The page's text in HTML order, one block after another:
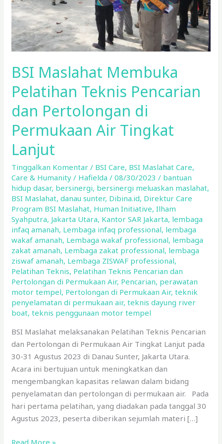
BSI Maslahat Membuka
Pelatihan Teknis Pencarian
dan Pertolongan di
Permukaan Air Tingkat
Lanjut
Tinggalkan Komentar / BSI Care, BSI Maslahat Care,
Care & Humanity / Hafielda/08/30/2023/ bantuan
hidup dasar, bersinergi, bersinergi meluaskan maslahat,
BSI Maslahat,danau sunter, Dibina.id, Direktur Care
Program BSI Maslahat, Human Initiative,Ilham
Syahputra, Jakarta Utara, Kantor SAR Jakarta, lembaga
infaq amanah, Lembaga infaq professional, lembaga
wakaf amanah, Lembaga wakaf professional, lembaga
zakat amanah, Lembaga zakat professional, lembaga
ziswaf amanah, Lembaga ZISWAF professional,
Pelatihan Teknis, Pelatihan Teknis Pencarian dan
Pertolongan di Permukaan Air, Pencarian, perawatan
motor tempel, Pertolongan di Permukaan Air,teknik
penyelamatan di permukaan air,teknis dayung river
boat,teknis penggunaan motor tempel
BSI Maslahat melaksanakan Pelatihan Teknis Pencarian
dan Pertolongan di Permukaan Air Tingkat Lanjut pada
30-31 Agustus 2023 di Danau Sunter, Jakarta Utara.
Acara ini bertujuan untuk meningkatkan dan
mengembangkan kapasitas relawan dalam bidang
penyelamatan dan pertolongan di permukaan air. Pada
hari pertama pelatihan, yang diadakan pada tanggal 30
Agustus 2023, peserta diberikan sejumlah materi […]
Pertolongan
di
Permukaan
Air
Lanjut
Read More »